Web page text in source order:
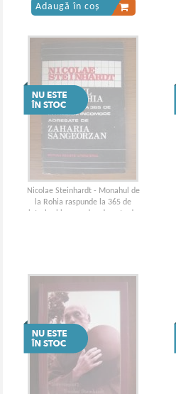
Adaugă în coș
Nicolae Steinhardt - Monahul de
la Rohia raspunde la 365 de
intrebari incomode adresate de